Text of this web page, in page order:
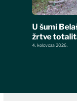
U šumi
žrtve
4. kolovoza 2026.